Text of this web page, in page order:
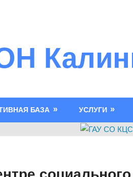
БАЗА УСЛУГИ